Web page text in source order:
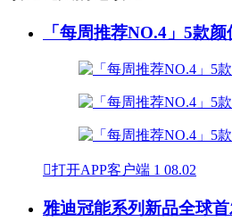
「每周推荐NO.4」5款
打开APP客户端 1 08.02
雅迪冠能系列新品全球